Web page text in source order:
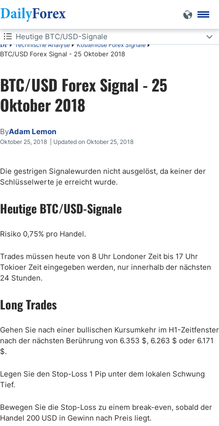
DF Technische Analyse Kostenlose Forex Signale
BTC/USD Forex Signal - 25 Oktober 2018
Heutige BTC/USD-Signale
Heutige BTC/USD-Signale
Long Trades
Short Trades
BTC/USD Forex Signal - 25
Oktober 2018
ByAdam Lemon
Oktober 25, 2018 | Updated on Oktober 25, 2018
Die gestrigen Signalewurden nicht ausgelöst, da keiner der
Schlüsselwerte je erreicht wurde.
Heutige BTC/USD-Signale
Risiko 0,75% pro Handel.
Trades müssen heute von 8 Uhr Londoner Zeit bis 17 Uhr
Tokioer Zeit eingegeben werden, nur innerhalb der nächsten
24 Stunden.
Long Trades
Gehen Sie nach einer bullischen Kursumkehr im H1-Zeitfenster
nach der nächsten Berührung von 6.353 $, 6.263 $ oder 6.171
$.
Legen Sie den Stop-Loss 1 Pip unter dem lokalen Schwung
Tief.
Bewegen Sie die Stop-Loss zu einem break-even, sobald der
Handel 200 USD in Gewinn nach Preis liegt.